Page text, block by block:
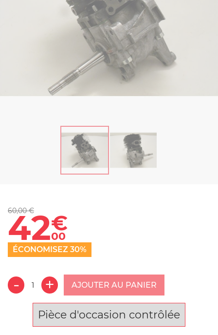
60,00 €
42€
00
ÉCONOMISEZ 30%
AJOUTER AU PANIER
Pièce d'occasion contrôlée